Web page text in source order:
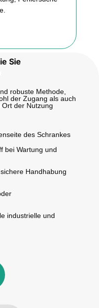
Sie
robuste Methode,
der Zugang als auch
der Nutzung
des Schrankes
bei Wartung und
Handhabung
industrielle und